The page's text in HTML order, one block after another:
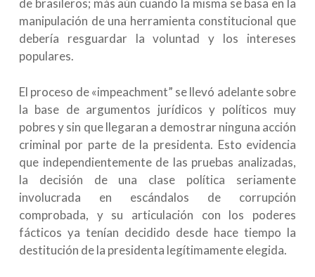
de brasileros; más aún cuando la misma se basa en la
manipulación de una herramienta constitucional que
debería resguardar la voluntad y los intereses
populares.
El proceso de «impeachment” se llevó adelante sobre
la base de argumentos jurídicos y políticos muy
pobres y sin que llegaran a demostrar ninguna acción
criminal por parte de la presidenta. Esto evidencia
que independientemente de las pruebas analizadas,
la decisión de una clase política seriamente
involucrada en escándalos de corrupción
comprobada, y su articulación con los poderes
fácticos ya tenían decidido desde hace tiempo la
destitución de la presidenta legítimamente elegida.